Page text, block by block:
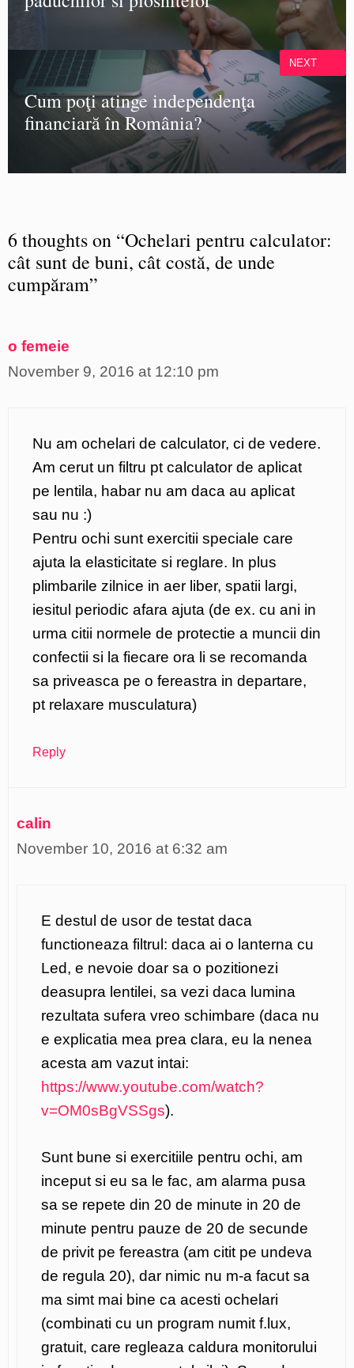
Cum poţi atinge independenţa
financiară în România?
NEXT
6 thoughts on “Ochelari pentru calculator:
cât sunt de buni, cât costă, de unde
cumpăram”
o femeie
November 9, 2016 at 12:10 pm
Nu am ochelari de calculator, ci de vedere.
Am cerut un filtru pt calculator de aplicat
pe lentila, habar nu am daca au aplicat
sau nu :)
Pentru ochi sunt exercitii speciale care
ajuta la elasticitate si reglare. In plus
plimbarile zilnice in aer liber, spatii largi,
iesitul periodic afara ajuta (de ex. cu ani in
urma citii normele de protectie a muncii din
confectii si la fiecare ora li se recomanda
sa priveasca pe o fereastra in departare,
pt relaxare musculatura)
Reply
calin
November 10, 2016 at 6:32 am
E destul de usor de testat daca
functioneaza filtrul: daca ai o lanterna cu
Led, e nevoie doar sa o pozitionezi
deasupra lentilei, sa vezi daca lumina
rezultata sufera vreo schimbare (daca nu
e explicatia mea prea clara, eu la nenea
acesta am vazut intai:
https://www.youtube.com/watch?
v=OM0sBgVSSgs).
Sunt bune si exercitiile pentru ochi, am
inceput si eu sa le fac, am alarma pusa
sa se repete din 20 de minute in 20 de
minute pentru pauze de 20 de secunde
de privit pe fereastra (am citit pe undeva
de regula 20), dar nimic nu m-a facut sa
ma simt mai bine ca acesti ochelari
(combinati cu un program numit f.lux,
gratuit, care regleaza caldura monitorului